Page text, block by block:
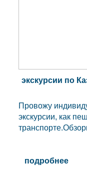
экскурсии по
Провожу
экскурсии, как
подробнее